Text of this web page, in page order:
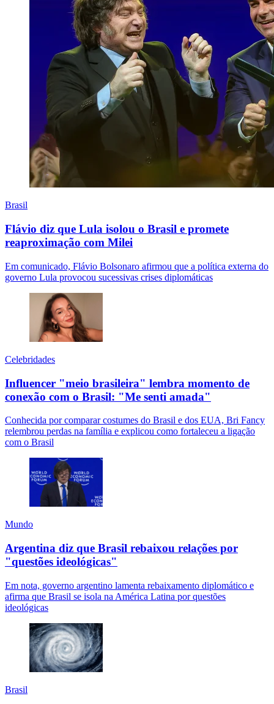
Brasil
Flávio diz que Lula isolou o Brasil e promete
reaproximação com Milei
Em comunicado, Flávio Bolsonaro afirmou que a política externa do
governo Lula provocou sucessivas crises diplomáticas
Celebridades
Influencer "meio brasileira" lembra momento de
conexão com o Brasil: "Me senti amada"
Conhecida por comparar costumes do Brasil e dos EUA, Bri Fancy
relembrou perdas na família e explicou como fortaleceu a ligação
com o Brasil
Mundo
Argentina diz que Brasil rebaixou relações por
"questões ideológicas"
Em nota, governo argentino lamenta rebaixamento diplomático e
afirma que Brasil se isola na América Latina por questões
ideológicas
Brasil